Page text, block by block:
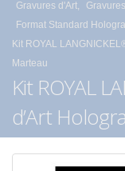
Gravures d'Art
Format Standard
Kit ROYAL
Marteau
Kit ROYAL
d’Art